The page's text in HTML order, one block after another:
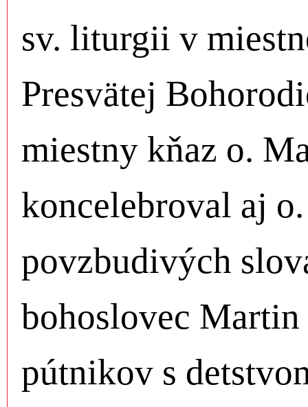
sv. liturgii v
Presvätej
miestny kňaz o.
koncelebroval aj
povzbudivých
bohoslovec
pútnikov s